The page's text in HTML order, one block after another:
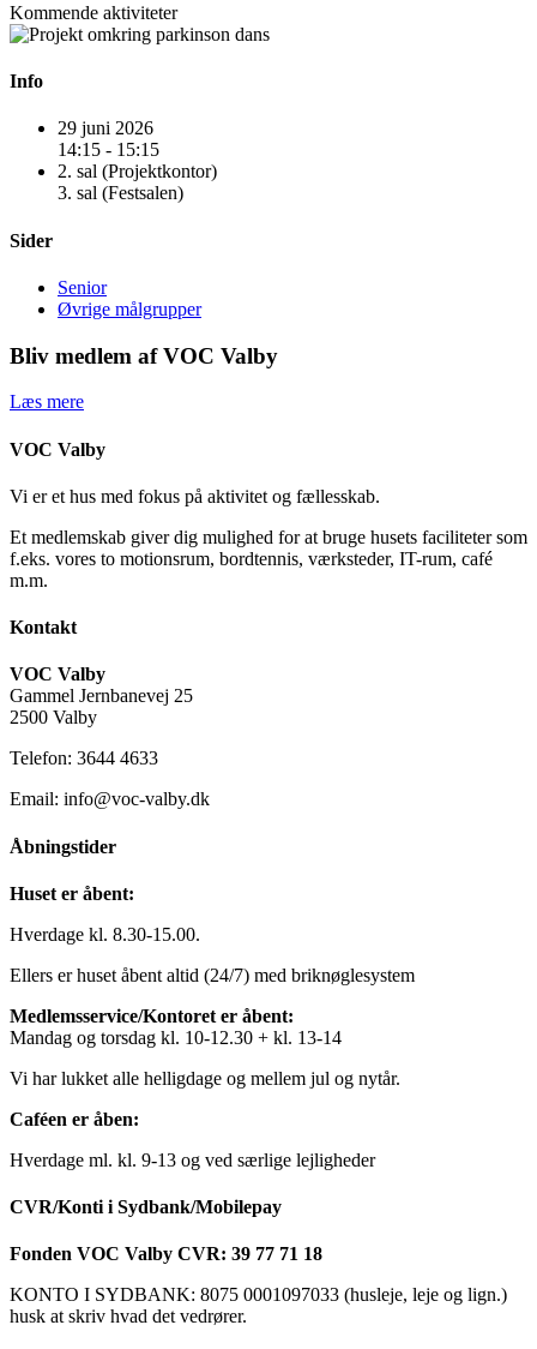
Kommende aktiviteter
Info
29 juni 2026
14:15 - 15:15
2. sal (Projektkontor)
3. sal (Festsalen)
Sider
Senior
Øvrige målgrupper
Bliv medlem af VOC Valby
Læs mere
VOC Valby
Vi er et hus med fokus på aktivitet og fællesskab.
Et medlemskab giver dig mulighed for at bruge husets faciliteter som
f.eks. vores to motionsrum, bordtennis, værksteder, IT-rum, café
m.m.
Kontakt
VOC Valby
Gammel Jernbanevej 25
2500 Valby
Telefon: 3644 4633
Email: info@voc-valby.dk
Åbningstider
Huset er åbent:
Hverdage kl. 8.30-15.00.
Ellers er huset åbent altid (24/7) med briknøglesystem
Medlemsservice/Kontoret er åbent:
Mandag og torsdag kl. 10-12.30 + kl. 13-14
Vi har lukket alle helligdage og mellem jul og nytår.
Caféen er åben:
Hverdage ml. kl. 9-13 og ved særlige lejligheder
CVR/Konti i Sydbank/Mobilepay
Fonden VOC Valby CVR: 39 77 71 18
KONTO I SYDBANK: 8075 0001097033 (husleje, leje og lign.)
husk at skriv hvad det vedrører.